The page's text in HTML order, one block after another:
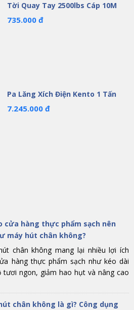
Tời Quay Tay 2500lbs Cáp 10M
735.000 đ
Pa Lăng Xích Điện Kento 1 Tấn
7.245.000 đ
cửa hàng thực phẩm sạch nên
máy hút chân không?
chân không mang lại nhiều lợi ích
hàng thực phẩm sạch như kéo dài
ngon, giảm hao hụt và nâng cao
chân không là gì? Công dụng